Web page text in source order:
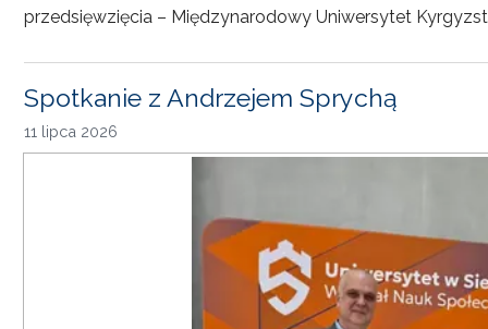
przedsięwzięcia – Międzynarodowy Uniwersytet
Spotkanie z Andrzejem Sprychą
11 lipca 2026